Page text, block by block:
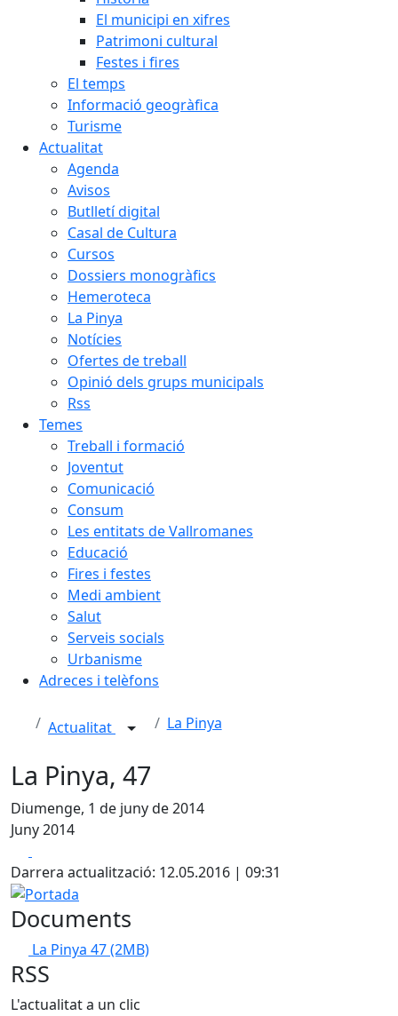
El municipi en xifres
Patrimoni cultural
Festes i fires
El temps
Informació geogràfica
Turisme
Actualitat
Agenda
Avisos
Butlletí digital
Casal de Cultura
Cursos
Dossiers monogràfics
Hemeroteca
La Pinya
Notícies
Ofertes de treball
Opinió dels grups municipals
Rss
Temes
Treball i formació
Joventut
Comunicació
Consum
Les entitats de Vallromanes
Educació
Fires i festes
Medi ambient
Salut
Serveis socials
Urbanisme
Adreces i telèfons
Actualitat La Pinya
La Pinya, 47
Diumenge, 1 de juny de 2014
Juny 2014
Darrera actualització: 12.05.2016 | 09:31
Portada
Documents
La Pinya 47(2MB)
RSS
L'actualitat a un clic